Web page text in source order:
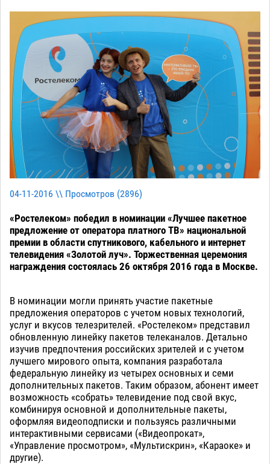
04-11-2016 \\ Просмотров (2896)
«Ростелеком» победил в номинации «Лучшее пакетное
предложение от оператора платного ТВ» национальной
премии в области спутникового, кабельного и интернет
телевидения «Золотой луч». Торжественная церемония
награждения состоялась 26 октября 2016 года в Москве.
В номинации могли принять участие пакетные
предложения операторов с учетом новых технологий,
услуг и вкусов телезрителей. «Ростелеком» представил
обновленную линейку пакетов телеканалов. Детально
изучив предпочтения российских зрителей и с учетом
лучшего мирового опыта, компания разработала
федеральную линейку из четырех основных и семи
дополнительных пакетов. Таким образом, абонент имеет
возможность «собрать» телевидение под свой вкус,
комбинируя основной и дополнительные пакеты,
оформляя видеоподписки и пользуясь различными
интерактивными сервисами («Видеопрокат»,
«Управление просмотром», «Мультискрин», «Караоке» и
другие).